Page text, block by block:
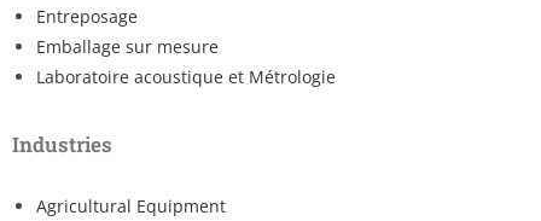
Entreposage
Emballage sur mesure
Laboratoire acoustique et Métrologie
Industries
Agricultural Equipment